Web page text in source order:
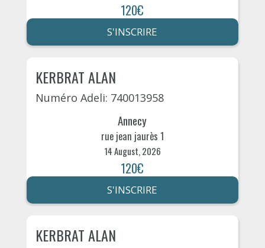
120€
S'INSCRIRE
KERBRAT ALAN
Numéro Adeli: 740013958
Annecy
rue jean jaurès 1
14 August, 2026
120€
S'INSCRIRE
KERBRAT ALAN